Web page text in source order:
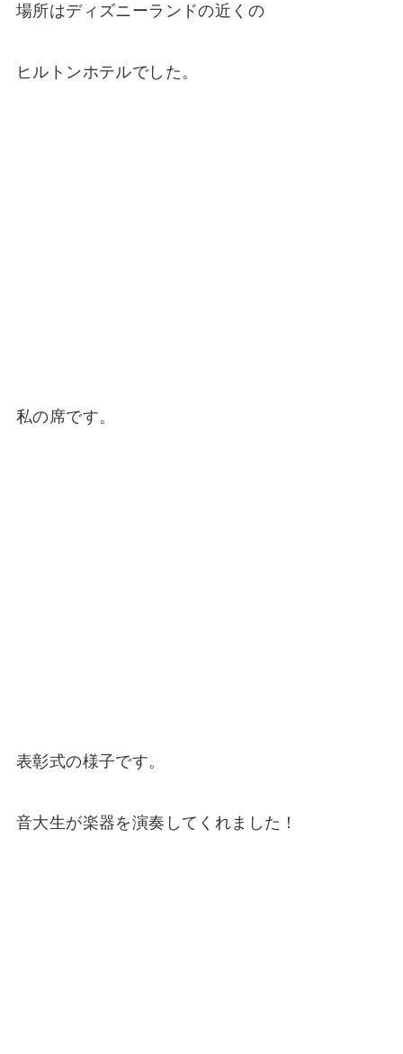
場所はディズニーランドの近くの
ヒルトンホテルでした。
私の席です。
表彰式の様子です。
音大生が楽器を演奏してくれました！